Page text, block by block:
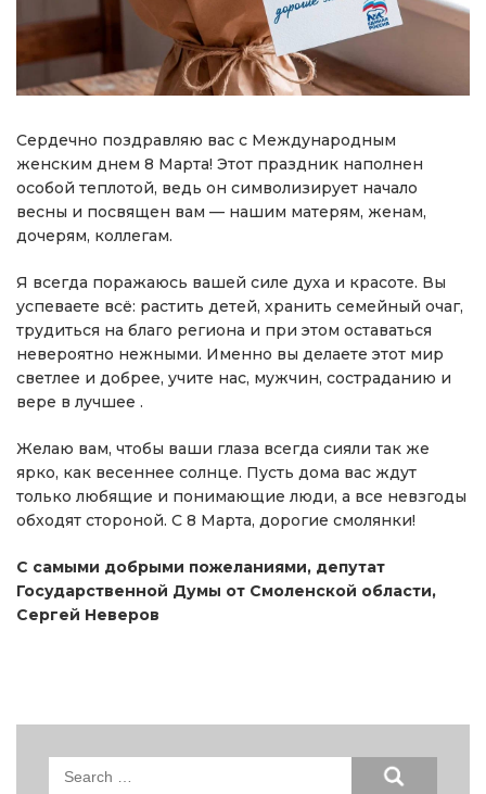
Сердечно поздравляю вас с Международным
женским днем 8 Марта! Этот праздник наполнен
особой теплотой, ведь он символизирует начало
весны и посвящен вам — нашим матерям, женам,
дочерям, коллегам.
Я всегда поражаюсь вашей силе духа и красоте. Вы
успеваете всё: растить детей, хранить семейный очаг,
трудиться на благо региона и при этом оставаться
невероятно нежными. Именно вы делаете этот мир
светлее и добрее, учите нас, мужчин, состраданию и
вере в лучшее .
Желаю вам, чтобы ваши глаза всегда сияли так же
ярко, как весеннее солнце. Пусть дома вас ждут
только любящие и понимающие люди, а все невзгоды
обходят стороной. С 8 Марта, дорогие смолянки!
С самыми добрыми пожеланиями, депутат
Государственной Думы от Смоленской области,
Сергей Неверов
Search